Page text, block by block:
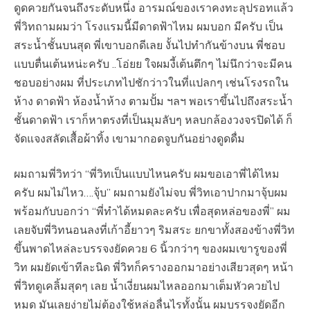
ดูดควยกันจนถึงระดับหนึ่ง อารมณ์ของเราคงทะลุปรอทแล้ว
พี่วิทถามผมว่า โรงแรมนี้มีดาดฟ้าไหม ผมบอก มีครับ เป็น
สระน้ำชั้นบนสุด พี่เขาบอกดีเลย งั้นไปทำกันข้างบน พี่ชอบ
แบบตื่นเต้นหน่ะครับ ..โอ่ยย ใจผมงี้เต้นตึกๆ ไม่นึกว่าจะมีคน
ชอบอย่างผม ที่ประเภทไปชักว่าวในที่แปลกๆ เช่นโรงรถใน
ห้าง ดาดฟ้า ห้องน้ำห้าง ตามปั้ม ฯลฯ พอเราขึ้นไปถึงสระน้ำ
ชั้นดาดฟ้า เราก็หาตรงที่เป็นมุมลับๆ หลบกล้องวงจรปิดได้ ก็
จัดแจงสลัดเสื้อผ้าทิ้ง เขามากอดจูบกันอย่างดูดดื่ม
ผมถามพี่วิทว่า “พี่วิทเป็นแบบไหนครับ ผมขอเอาพี่ได้ไหม
ครับ ผมไม่ไหว….จุ้บ” ผมถามยังไม่จบ พี่วิทเอาปากมาจุ้บผม
พร้อมกับบอกว่า “พี่ทำได้หมดละครับ เพื่อสุดหล่อของพี่” ผม
เลยจับพี่วิทนอนลงที่เก้าอี้ยาวๆ ริมสระ ยกขาทั้งสองข้างพี่วิท
ขึ้นพาดไหล่ละบรรจงยัดควย 6 นิ้วกว่าๆ ของผมเขารูของพี่
วิท ผมยัดเข้าทีละนิด พี่วิทก็ครางออกมาอย่างเสียวสุดๆ หน้า
พี่วิทดูเคลิ้มสุดๆ เลย น้ำเงี่ยนผมไหลออกมาเต็มหัวควยไป
หมด มันเลยง่ายไม่ต้องใช้หล่อลื่นไรทั้งนั้น ผมบรรจงยัดอีก